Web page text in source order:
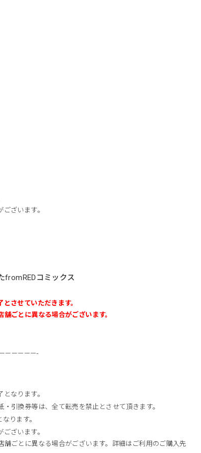
ざいます。
fromREDコミックス
させていただきます。
ごとに異なる場合がございます。
なります。
引換券等は、全て転売を禁止とさせて頂きます。
ります。
ざいます。
ごとに異なる場合がございます。詳細はご利用のご購入先